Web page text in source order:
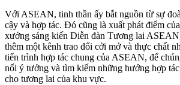
Với ASEAN, tinh thần ấy bắt nguồn từ sự
cậy và hợp tác. Đó cũng là xuất phát điểm
xướng sáng kiến Diễn đàn Tương lai
thêm một kênh trao đổi cởi mở và thực chất
tiến trình hợp tác chung của ASEAN, để
nối ý tưởng và tìm kiếm những hướng hợp
cho tương lai của khu vực.